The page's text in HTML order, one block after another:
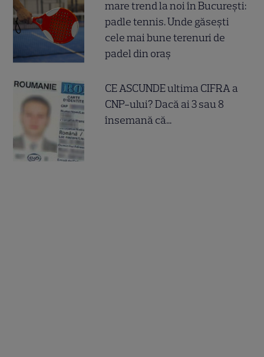
mare trend la noi în București:
padle tennis. Unde găsești
cele mai bune terenuri de
padel din oraș
CE ASCUNDE ultima CIFRA a
CNP-ului? Dacă ai 3 sau 8
însemană că...